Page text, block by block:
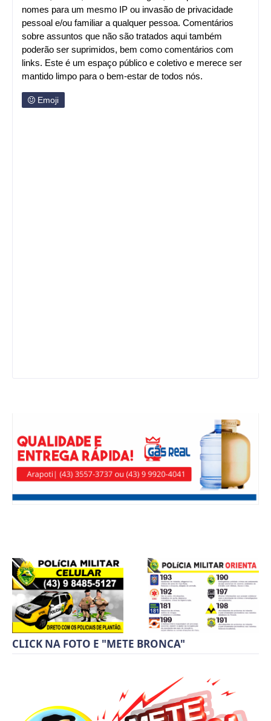
nomes para um mesmo IP ou invasão de privacidade
pessoal e/ou familiar a qualquer pessoa. Comentários
sobre assuntos que não são tratados aqui também
poderão ser suprimidos, bem como comentários com
links. Este é um espaço público e coletivo e merece ser
mantido limpo para o bem-estar de todos nós.
Emoji
CLICK NA FOTO E "METE BRONCA"